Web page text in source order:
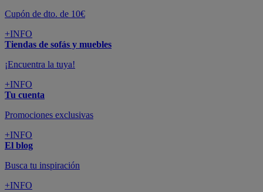
Cupón de dto. de 10€
+INFO
Tiendas de sofás y muebles
¡Encuentra la tuya!
+INFO
Tu cuenta
Promociones exclusivas
+INFO
El blog
Busca tu inspiración
+INFO